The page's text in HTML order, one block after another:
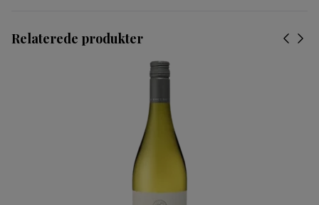
Relaterede produkter